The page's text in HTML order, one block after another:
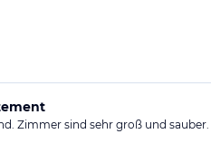
Zimmer sind sehr groß und sauber.